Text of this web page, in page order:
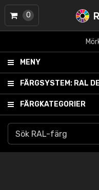
MENY
FÄRGSYSTEM: RAL
FÄRGKATEGORIER
0